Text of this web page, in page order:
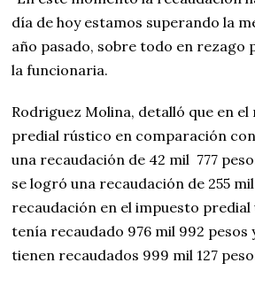
día de hoy estamos superando la
año pasado, sobre todo en rezago
la funcionaria.
Rodriguez Molina, detalló que en
predial rústico en comparación
una recaudación de 42 mil 777
se logró una recaudación de 255
recaudación en el impuesto
tenía recaudado 976 mil 992 pesos
tienen recaudados 999 mil 127